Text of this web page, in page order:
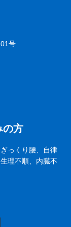
号
の方
っくり腰、自律
理不順、内臓不